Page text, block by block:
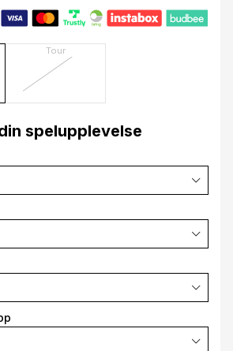
Tour
spelupplevelse